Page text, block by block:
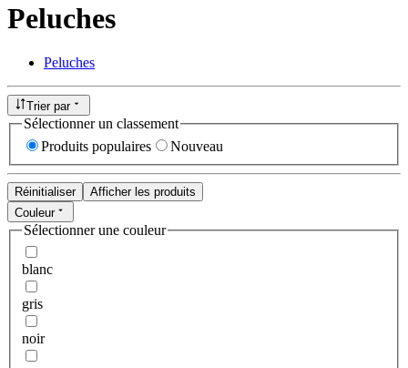
Peluches
Peluches
Trier par
Sélectionner un classement
Produits populaires
Nouveau
Réinitialiser
Afficher les produits
Couleur
Sélectionner une couleur
blanc
gris
noir